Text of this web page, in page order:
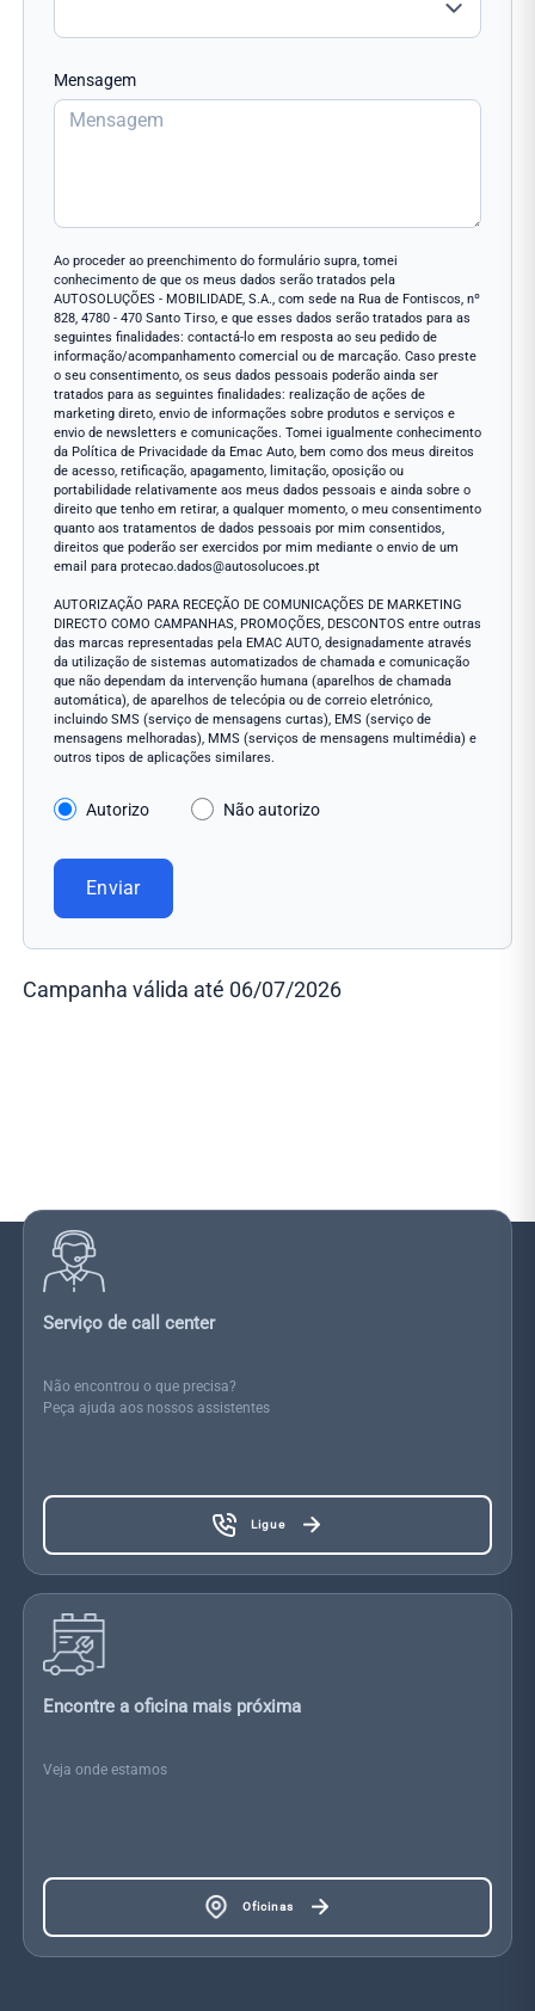
Mensagem
Ao proceder ao preenchimento do formulário supra, tomei
conhecimento de que os meus dados serão tratados pela
AUTOSOLUÇÕES - MOBILIDADE, S.A., com sede na Rua de Fontiscos, nº
828, 4780 - 470 Santo Tirso, e que esses dados serão tratados para as
seguintes finalidades: contactá-lo em resposta ao seu pedido de
informação/acompanhamento comercial ou de marcação. Caso preste
o seu consentimento, os seus dados pessoais poderão ainda ser
tratados para as seguintes finalidades: realização de ações de
marketing direto, envio de informações sobre produtos e serviços e
envio de newsletters e comunicações. Tomei igualmente conhecimento
da Política de Privacidade da Emac Auto, bem como dos meus direitos
de acesso, retificação, apagamento, limitação, oposição ou
portabilidade relativamente aos meus dados pessoais e ainda sobre o
direito que tenho em retirar, a qualquer momento, o meu consentimento
quanto aos tratamentos de dados pessoais por mim consentidos,
direitos que poderão ser exercidos por mim mediante o envio de um
email para protecao.dados@autosolucoes.pt
AUTORIZAÇÃO PARA RECEÇÃO DE COMUNICAÇÕES DE MARKETING
DIRECTO COMO CAMPANHAS, PROMOÇÕES, DESCONTOS entre outras
das marcas representadas pela EMAC AUTO, designadamente através
da utilização de sistemas automatizados de chamada e comunicação
que não dependam da intervenção humana (aparelhos de chamada
automática), de aparelhos de telecópia ou de correio eletrónico,
incluindo SMS (serviço de mensagens curtas), EMS (serviço de
mensagens melhoradas), MMS (serviços de mensagens multimédia) e
outros tipos de aplicações similares.
Autorizo Não autorizo
Enviar
Campanha válida até 06/07/2026
Serviço de call center
Não encontrou o que precisa?
Peça ajuda aos nossos assistentes
Ligue
Encontre a oficina mais próxima
Veja onde estamos
Oficinas